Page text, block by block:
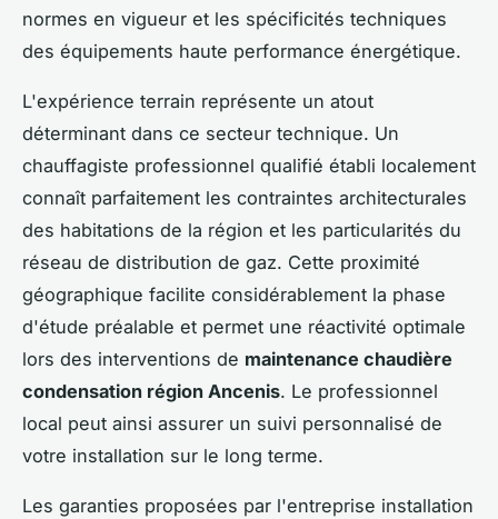
normes en vigueur et les spécificités techniques
des équipements haute performance énergétique.
L'expérience terrain représente un atout
déterminant dans ce secteur technique. Un
chauffagiste professionnel qualifié établi localement
connaît parfaitement les contraintes architecturales
des habitations de la région et les particularités du
réseau de distribution de gaz. Cette proximité
géographique facilite considérablement la phase
d'étude préalable et permet une réactivité optimale
lors des interventions de maintenance chaudière
condensation région Ancenis. Le professionnel
local peut ainsi assurer un suivi personnalisé de
votre installation sur le long terme.
Les garanties proposées par l'entreprise installation